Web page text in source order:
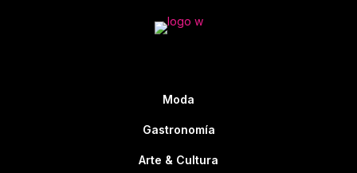
Moda
Gastronomía
Arte & Cultura